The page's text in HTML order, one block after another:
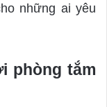
những ai yêu
phòng tắm